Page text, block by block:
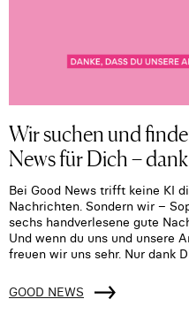
Wir suchen und
News für Dich –
Bei Good News trifft keine KI
Nachrichten. Sondern wir –
sechs handverlesene gute
Und wenn du uns und unsere
freuen wir uns sehr. Nur dank
GOOD NEWS